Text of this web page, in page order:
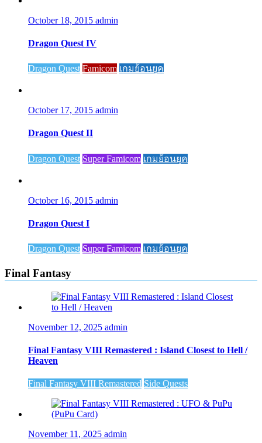
October 18, 2015 admin
Dragon Quest IV
Dragon Quest Famicom เกมย้อนยุค
October 17, 2015 admin
Dragon Quest II
Dragon Quest Super Famicom เกมย้อนยุค
October 16, 2015 admin
Dragon Quest I
Dragon Quest Super Famicom เกมย้อนยุค
Final Fantasy
November 12, 2025 admin
Final Fantasy VIII Remastered : Island Closest to Hell /
Heaven
Final Fantasy VIII Remastered Side Quests
November 11, 2025 admin